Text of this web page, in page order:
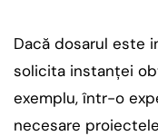
Dacă dosarul este
solicita instanței
exemplu, într-o
necesare